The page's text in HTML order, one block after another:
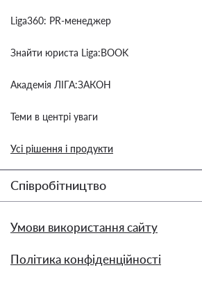
Liga360: PR-менеджер
Знайти юриста Liga:BOOK
Академія ЛІГА:ЗАКОН
Теми в центрі уваги
Усі рішення і продукти
Співробітництво
Умови використання сайту
Політика конфіденційності